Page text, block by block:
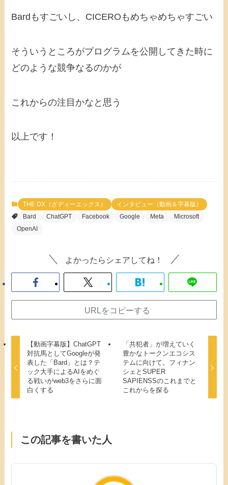
Bardもすごいし、CICEROもめちゃめちゃすごい
そういうところがプログラムを公開してきた時に
どのような競争なるのかが
これからの注目かなと思う
以上です！
THE DX（ざディーエックス）
インタビュー（動画＆字幕版）
Bard
ChatGPT Facebook Google Meta
Microsoft
OpenAI
よかったらシェアしてね！
URLをコピーする
【動画字幕版】ChatGPT
対抗馬としてGoogleが発
表した「Bard」とは？テ
ック大手によるAIをめぐ
る戦いがweb3をさらに面
白くする
「共犯者」が増えていく
豊かなトークンエコシス
テムに向けて。フィナン
シェとSUPER
SAPIENSSのこれまでと
これからを探る
この記事を書いた人